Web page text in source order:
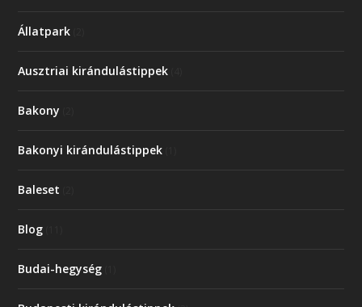
Állatpark
Ausztriai kirándulástippek
Bakony
Bakonyi kirándulástippek
Baleset
Blog
Budai-hegység